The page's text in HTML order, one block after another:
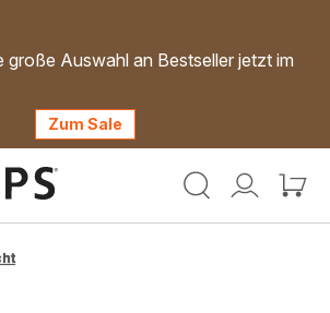
große Auswahl an Bestseller jetzt im
Zum Sale
Mein
Mein